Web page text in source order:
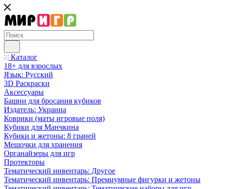
Каталог
18+ для взрослых
Язык: Русский
3D Раскраски
Аксессуары
Башни для бросания кубиков
Издатель: Украина
Коврики (маты игровые поля)
Кубики для Манчкина
Кубики и жетоны: 8 граней
Мешочки для хранения
Органайзеры для игр
Протекторы
Тематический инвентарь: Другое
Тематический инвентарь: Премиумные фигурки и жетоны